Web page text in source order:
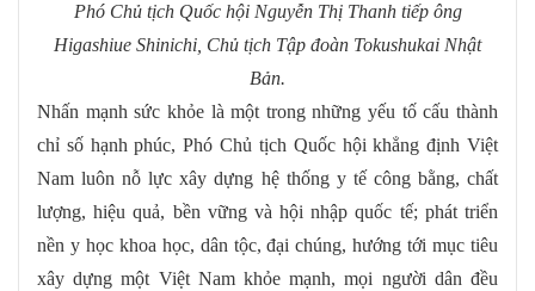
Phó Chủ tịch Quốc hội Nguyễn Thị Thanh tiếp ông
Higashiue Shinichi, Chủ tịch Tập đoàn Tokushukai Nhật
Bản.
Nhấn mạnh sức khỏe là một trong những yếu tố cấu thành
chỉ số hạnh phúc, Phó Chủ tịch Quốc hội khẳng định Việt
Nam luôn nỗ lực xây dựng hệ thống y tế công bằng, chất
lượng, hiệu quả, bền vững và hội nhập quốc tế; phát triển
nền y học khoa học, dân tộc, đại chúng, hướng tới mục tiêu
xây dựng một Việt Nam khỏe mạnh, mọi người dân đều